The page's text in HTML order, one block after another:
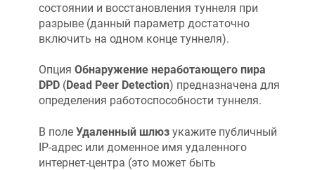
состоянии и восстановления туннеля при
разрыве (данный параметр достаточно
включить на одном конце туннеля).
Опция Обнаружение неработающего пира
DPD (Dead Peer Detection) предназначена для
определения работоспособности туннеля.
В поле Удаленный шлюз укажите публичный
IP-адрес или доменное имя удаленного
интернет-центра (это может быть